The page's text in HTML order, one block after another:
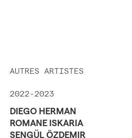
AUTRES ARTISTES
2022-2023
DIEGO HERMAN
ROMANE ISKARIA
SENGÜL ÖZDEMIR